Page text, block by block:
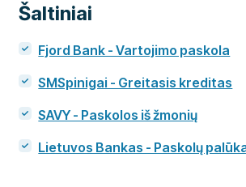
Šaltiniai
Fjord Bank - Vartojimo paskola
SMSpinigai - Greitasis kreditas
SAVY - Paskolos iš žmonių
Lietuvos Bankas - Paskolų